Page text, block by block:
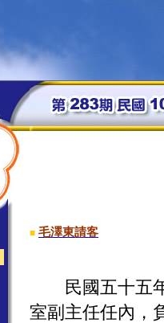
■ 毛澤東請客
民國五十五年
室副主任任內，